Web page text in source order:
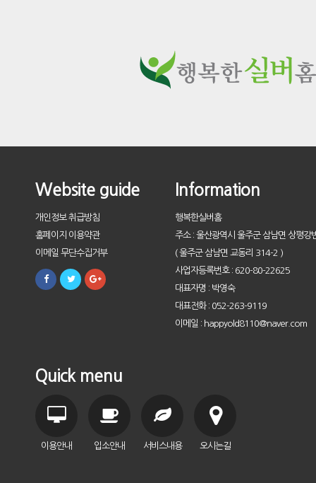
Website guide
개인정보 취급방침
홈페이지 이용약관
이메일 무단수집거부
Information
행복한실버홈
주소 : 울산광역시 울주군 삼남면 상평강
( 울주군 삼남면 교동리 314-2 )
사업자등록번호 : 620-80-22625
대표자명 : 박영숙
대표전화 : 052-263-9119
이메일 : happyold8110@naver.com
Quick menu
이용안내 입소안내 서비스내용 오시는길